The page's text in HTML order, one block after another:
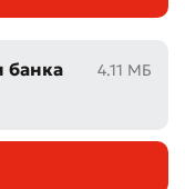
банка
4.11 МБ